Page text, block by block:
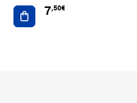
Ajouter au panier
7,50€